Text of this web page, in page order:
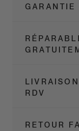
GARANTIE
RDV
RETOUR